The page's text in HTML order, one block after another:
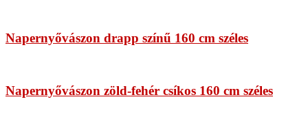
Napernyővászon drapp színű 160 cm széles
Napernyővászon zöld-fehér csíkos 160 cm széles